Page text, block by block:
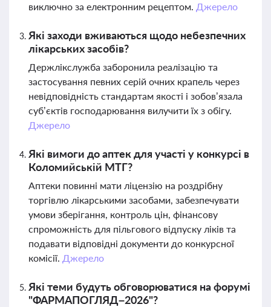
виключно за електронним рецептом. Джерело
Які заходи вживаються щодо небезпечних
лікарських засобів?
Держлікслужба заборонила реалізацію та
застосування певних серій очних крапель через
невідповідність стандартам якості і зобов’язала
суб’єктів господарювання вилучити їх з обігу.
Джерело
Які вимоги до аптек для участі у конкурсі в
Коломийській МТГ?
Аптеки повинні мати ліцензію на роздрібну
торгівлю лікарськими засобами, забезпечувати
умови зберігання, контроль цін, фінансову
спроможність для пільгового відпуску ліків та
подавати відповідні документи до конкурсної
комісії. Джерело
Які теми будуть обговорюватися на форумі
"ФАРМАПОГЛЯД–2026"?